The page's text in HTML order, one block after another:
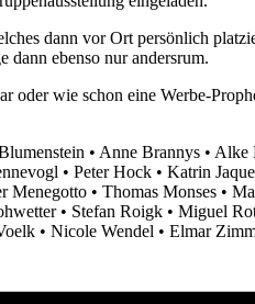
dann vor Ort persönlich
dann ebenso nur andersrum.
oder wie schon eine Werbe-
• Anne Brannys •
• Peter Hock • Katrin
• Thomas Monses •
• Stefan Roigk • Miguel
• Nicole Wendel • Elmar